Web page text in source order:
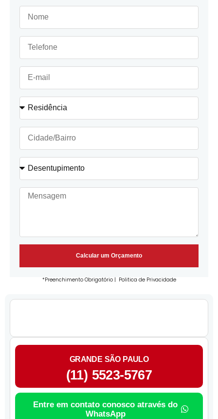
Calcular um Orçamento
*Preenchimento Obrigatório | Politica de Privacidade
GRANDE SÃO PAULO
(11) 5523-5767
Entre em contato conosco através do
WhatsApp